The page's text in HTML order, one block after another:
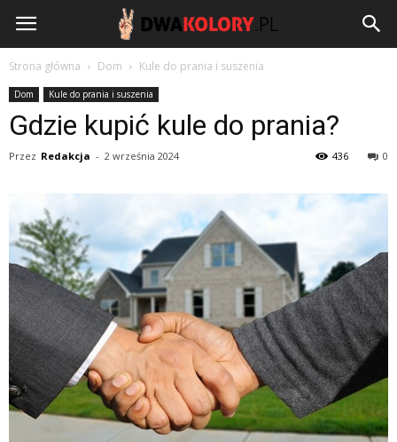
DwaKolory.pl
Strona główna Dom Kule do prania i suszenia
Dom Kule do prania i suszenia
Gdzie kupić kule do prania?
Przez Redakcja - 2 września 2024 0
436